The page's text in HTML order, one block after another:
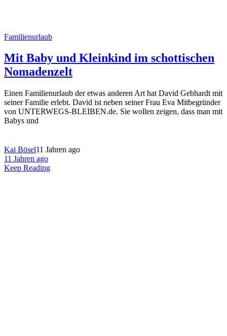
Familienurlaub
Mit Baby und Kleinkind im schottischen
Nomadenzelt
Einen Familienurlaub der etwas anderen Art hat David Gebhardt mit
seiner Familie erlebt. David ist neben seiner Frau Eva Mitbegründer
von UNTERWEGS-BLEIBEN.de. Sie wollen zeigen, dass man mit
Babys und
Kai Bösel11 Jahren ago
11 Jahren ago
Keep Reading